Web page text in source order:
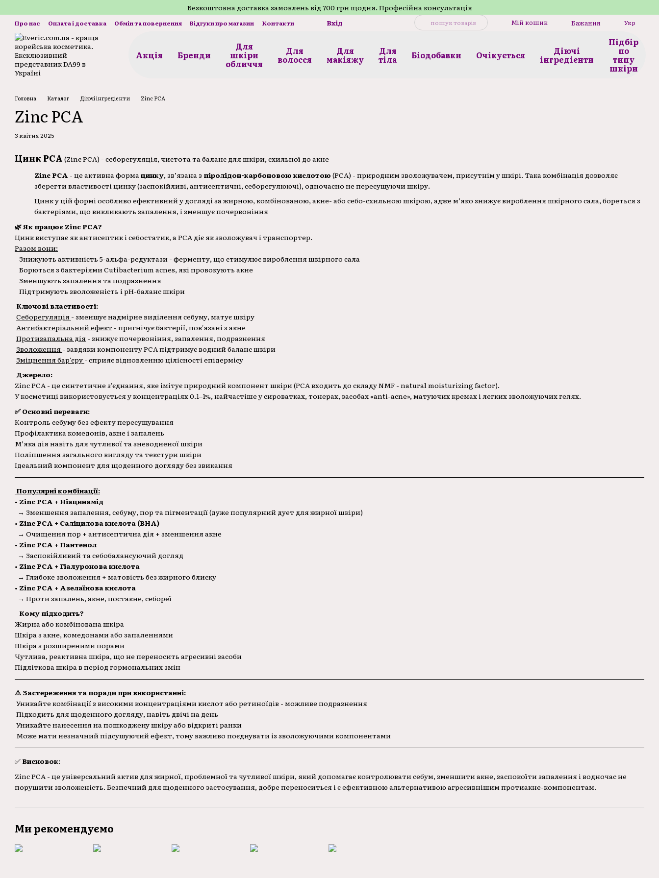
Безкоштовнa доставка замовлень від 700 грн щодня. Професійна консультація
Про нас Оплата і доставка Обмін та повернення Відгуки про магазин Контакти Вхід Мій кошик Бажання Укр
Акція Бренди
Для
шкіри
обличчя
Для
волосся
Для
макіяжу
Для
тілa Біодобавки Очікується Діючі
інгредієнти
Підбір
по
типу
шкіри
Головна Каталог Діючі інгредієнти Zinc PCA
Zinc PCA
3 квітня 2025
Цинк PCA (Zinc PCA) - себорегуляція, чистота та баланс для шкіри, схильної до акне
Zinc PCA - це активна форма цинку, зв’язана з піролідон-карбоновою кислотою (PCA) - природним зволожувачем, присутнім у шкірі. Така комбінація дозволяє
зберегти властивості цинку (заспокійливі, антисептичні, себорегулюючі), одночасно не пересушуючи шкіру.
Цинк у цій формі особливо ефективний у догляді за жирною, комбінованою, акне- або себо-схильною шкірою, адже м’яко знижує вироблення шкірного сала, бореться з
бактеріями, що викликають запалення, і зменшує почервоніння
🌿 Як працює Zinc PCA?
Цинк виступає як антисептик і себостатик, а PCA діє як зволожувач і транспортер.
Разом вони:
Знижують активність 5-альфа-редуктази - ферменту, що стимулює вироблення шкірного сала
Борються з бактеріями Cutibacterium acnes, які провокують акне
Зменшують запалення та подразнення
Підтримують зволоженість і pH-баланс шкіри
Ключові властивості:
Себорегуляція - зменшує надмірне виділення себуму, матує шкіру
Антибактеріальний ефект - пригнічує бактерії, пов'язані з акне
Протизапальна дія - знижує почервоніння, запалення, подразнення
Зволоження - завдяки компоненту PCA підтримує водний баланс шкіри
Зміцнення бар'єру - сприяє відновленню цілісності епідермісу
Джерело:
Zinc PCA - це синтетичне з'єднання, яке імітує природний компонент шкіри (PCA входить до складу NMF - natural moisturizing factor).
У косметиці використовується у концентраціях 0.1–1%, найчастіше у сироватках, тонерах, засобах «anti-acne», матуючих кремах і легких зволожуючих гелях.
✅ Основні переваги:
Контроль себуму без ефекту пересушування
Профілактика комедонів, акне і запалень
М’яка дія навіть для чутливої та зневодненої шкіри
Поліпшення загального вигляду та текстури шкіри
Ідеальний компонент для щоденного догляду без звикання
Популярні комбінації:
• Zinc PCA + Ніацинамід
→ Зменшення запалення, себуму, пор та пігментації (дуже популярний дует для жирної шкіри)
• Zinc PCA + Саліцилова кислота (BHA)
→ Очищення пор + антисептична дія + зменшення акне
• Zinc PCA + Пантенол
→ Заспокійливий та себобалансуючий догляд
• Zinc PCA + Гіалуронова кислота
→ Глибоке зволоження + матовість без жирного блиску
• Zinc PCA + Азелаїнова кислота
→ Проти запалень, акне, постакне, себореї
Кому підходить?
Жирна або комбінована шкіра
Шкіра з акне, комедонами або запаленнями
Шкіра з розширеними порами
Чутлива, реактивна шкіра, що не переносить агресивні засоби
Підліткова шкіра в період гормональних змін
⚠️ Застереження та поради при використанні:
Уникайте комбінації з високими концентраціями кислот або ретиноїдів - можливе подразнення
Підходить для щоденного догляду, навіть двічі на день
Уникайте нанесення на пошкоджену шкіру або відкриті ранки
Може мати незначний підсушуючий ефект, тому важливо поєднувати із зволожуючими компонентами
✅ Висновок:
Zinc PCA - це універсальний актив для жирної, проблемної та чутливої шкіри, який допомагає контролювати себум, зменшити акне, заспокоїти запалення і водночас не
порушити зволоженість. Безпечний для щоденного застосування, добре переноситься і є ефективною альтернативою агресивнішим протиакне-компонентам.
Ми рекомендуємо